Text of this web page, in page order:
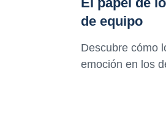
de equipo
Descubre cómo
emoción en los